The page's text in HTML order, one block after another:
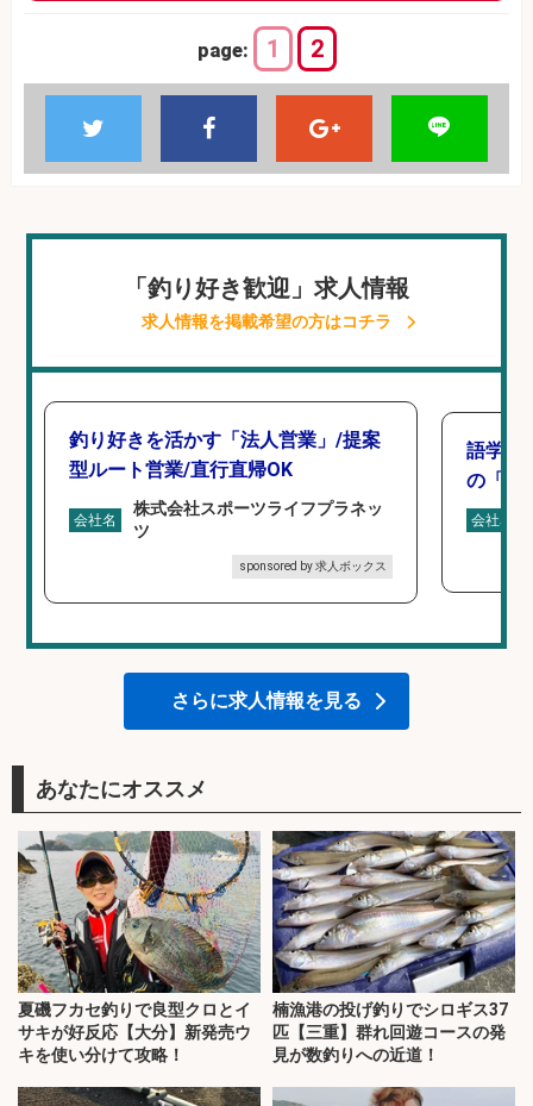
page: 1 2
「釣り好き歓迎」求人情報
求人情報を掲載希望の方はコチラ
釣り好きを活かす「法人営業」/提案
型ルート営業/直行直帰OK
会社名
株式会社スポーツライフプラネッ
ツ
sponsored by 求人ボックス
語学力
の「海
会社名
さらに求人情報を見る
あなたにオススメ
夏磯フカセ釣りで良型クロとイ
サキが好反応【大分】新発売ウ
キを使い分けて攻略！
楠漁港の投げ釣りでシロギス37
匹【三重】群れ回遊コースの発
見が数釣りへの近道！